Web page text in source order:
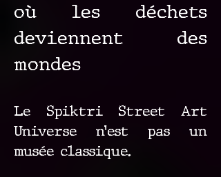
où les déchets
deviennent des
mondes
Le Spiktri Street Art
Universe n’est pas un
musée classique.